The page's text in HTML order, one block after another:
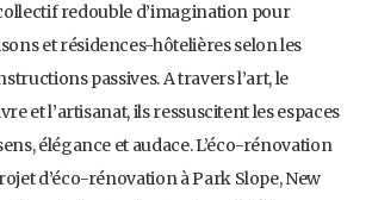
redouble d’imagination pour
et résidences-hôtelières selon les
passives. A travers l’art, le
et l’artisanat, ils ressuscitent les espaces
élégance et audace. L’éco-rénovation
d’éco-rénovation à Park Slope, New